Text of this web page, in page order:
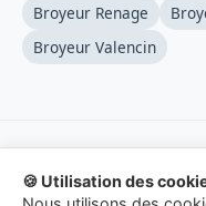
Broyeur Renage
Broyeur Valencin
© 2026 Location-
🍪 Utilisation des